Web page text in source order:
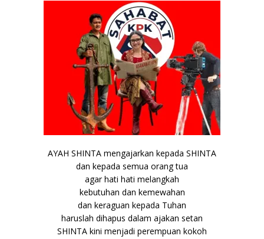
AYAH SHINTA mengajarkan kepada SHINTA
dan kepada semua orang tua
agar hati hati melangkah
kebutuhan dan kemewahan
dan keraguan kepada Tuhan
haruslah dihapus dalam ajakan setan
SHINTA kini menjadi perempuan kokoh